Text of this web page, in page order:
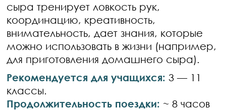
сыра тренирует ловкость рук,
координацию, креативность,
внимательность, дает знания, которые
можно использовать в жизни (например,
для приготовления домашнего сыра).
Рекомендуется для учащихся: 3 — 11
классы.
Продолжительность поездки: ~ 8 часов